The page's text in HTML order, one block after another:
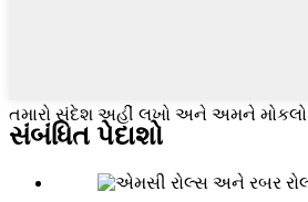
તમારો સંદેશ અહીં લખો અને અમને મોકલો
સંબંધિત પેદાશો